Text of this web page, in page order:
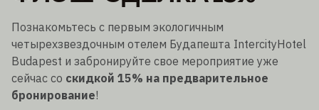
Познакомьтесь с первым экологичным
четырехзвездочным отелем Будапешта IntercityHotel
Budapest и забронируйте свое мероприятие уже
сейчас со скидкой 15% на предварительное
бронирование!